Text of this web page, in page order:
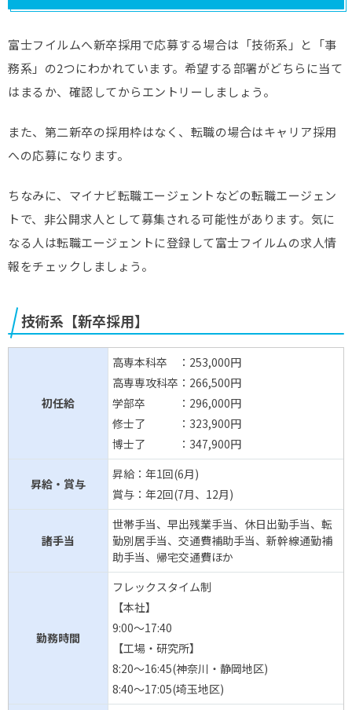
富士フイルムへ新卒採用で応募する場合は「技術系」と「事
務系」の2つにわかれています。希望する部署がどちらに当て
はまるか、確認してからエントリーしましょう。
また、第二新卒の採用枠はなく、転職の場合はキャリア採用
への応募になります。
ちなみに、マイナビ転職エージェントなどの転職エージェン
トで、非公開求人として募集される可能性があります。気に
なる人は転職エージェントに登録して富士フイルムの求人情
報をチェックしましょう。
技術系【新卒採用】
初任給
高専本科卒 ：253,000円
高専専攻科卒：266,500円
学部卒 ：296,000円
修士了 ：323,900円
博士了 ：347,900円
昇給・賞与
昇給：年1回(6月)
賞与：年2回(7月、12月)
諸手当
世帯手当、早出残業手当、休日出勤手当、転
勤別居手当、交通費補助手当、新幹線通勤補
助手当、帰宅交通費ほか
勤務時間
フレックスタイム制
【本社】
9:00～17:40
【工場・研究所】
8:20～16:45(神奈川・静岡地区)
8:40～17:05(埼玉地区)